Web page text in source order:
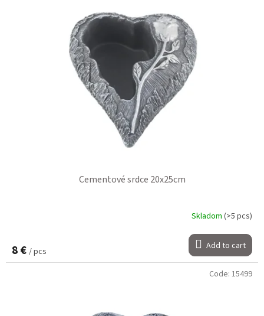
Cementové srdce 20x25cm
Skladom (>5 pcs)
8 € / pcs Add to cart
Code: 15499